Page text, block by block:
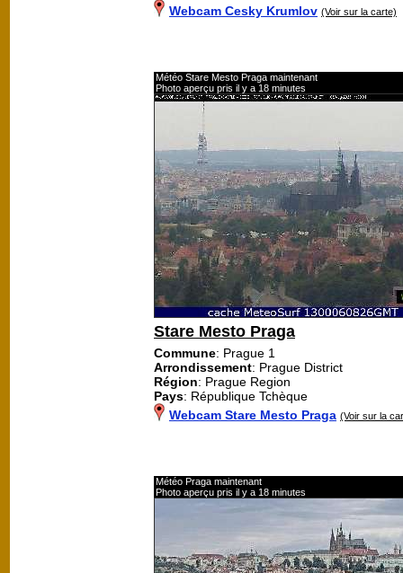
Webcam Cesky Krumlov (Voir sur la carte)
Météo Stare Mesto Praga maintenant
Photo aperçu pris il y a 18 minutes
Stare Mesto Praga
Commune: Prague 1
Arrondissement: Prague District
Région: Prague Region
Pays: République Tchèque
Webcam Stare Mesto Praga (Voir sur la
Météo Praga maintenant
Photo aperçu pris il y a 18 minutes